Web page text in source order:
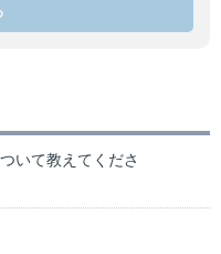
いて教えてくださ